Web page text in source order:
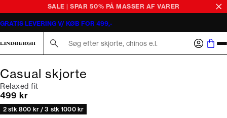
SALE | SPAR 50% PÅ MASSER AF VARER
GRATIS LEVERING V/ KØB FOR 499,-
Casual skjorte
Relaxed fit
I alt (inkl. rabat)
499 kr
2 stk 800 kr / 3 stk 1000 kr